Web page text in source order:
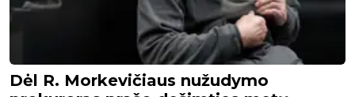
Dėl R. Morkevičiaus nužudymo